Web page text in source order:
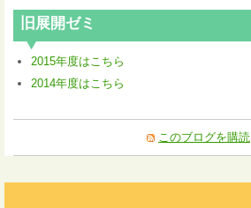
旧展開ゼミ
2015年度はこちら
2014年度はこちら
このブログを購読